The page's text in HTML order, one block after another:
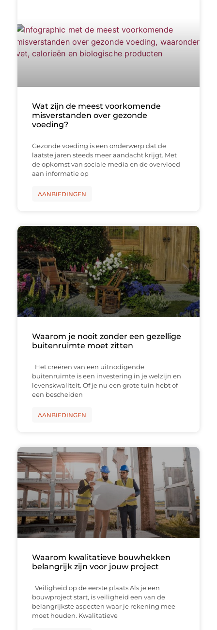
Wat zijn de meest voorkomende
misverstanden over gezonde
voeding?
Gezonde voeding is een onderwerp dat de
laatste jaren steeds meer aandacht krijgt. Met
de opkomst van sociale media en de overvloed
aan informatie op
AANBIEDINGEN
Waarom je nooit zonder een gezellige
buitenruimte moet zitten
Het creëren van een uitnodigende
buitenruimte is een investering in je welzijn en
levenskwaliteit. Of je nu een grote tuin hebt of
een bescheiden
AANBIEDINGEN
Waarom kwalitatieve bouwhekken
belangrijk zijn voor jouw project
Veiligheid op de eerste plaats Als je een
bouwproject start, is veiligheid een van de
belangrijkste aspecten waar je rekening mee
moet houden. Kwalitatieve